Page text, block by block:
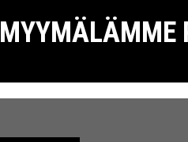
MYYMÄLÄMME